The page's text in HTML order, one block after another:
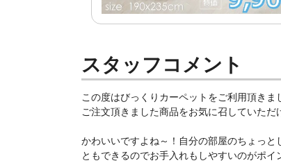
スタッフコメント
この度はびっくりカーペットをご利用頂きま
ご注文頂きました商品をお気に召していた
かわいいですよね～！自分の部屋のちょっ
ともできるのでお手入れもしやすいのがポ